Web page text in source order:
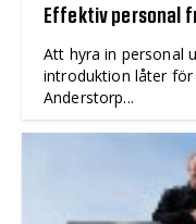
Effektiv personal
Att hyra in personal
introduktion låter
Anderstorp...